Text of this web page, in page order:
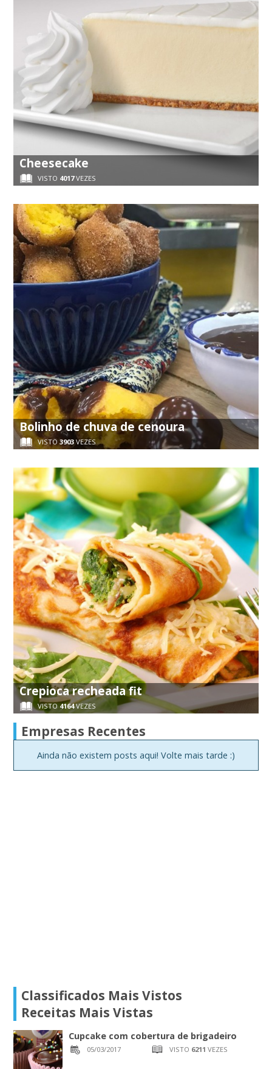
Cheesecake
VISTO 4017VEZES
Bolinho de chuva de cenoura
VISTO3903 VEZES
Crepioca recheada fit
VISTO4164VEZES
Empresas Recentes
Ainda não existem posts aqui! Volte mais tarde :)
Classificados Mais Vistos
Receitas Mais Vistas
Cupcake com cobertura de brigadeiro
05/03/2017 VISTO 6211 VEZES